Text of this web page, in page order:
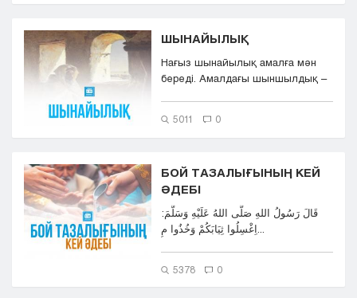
ШЫНАЙЫЛЫҚ
Нағыз шынайылық амалға мән
береді. Амалдағы шыншылдық –
5011 0
БОЙ ТАЗАЛЫҒЫНЫҢ КЕЙ
ӘДЕБІ
قَالَ رَسُولُ اللهِ صَلَّى اللهُ عَلَيْهِ وَسَلَّمَ:
5378 0